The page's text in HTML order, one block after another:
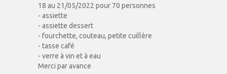
18 au 21/05/2022 pour 70 personnes
- assiette
- assiette dessert
- fourchette, couteau, petite cuillère
- tasse café
- verre à vin et à eau
Merci par avance